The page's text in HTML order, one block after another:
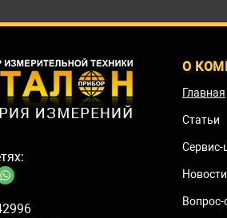
О
Главная
Статьи
Сервис-
Новости
Вопрос-